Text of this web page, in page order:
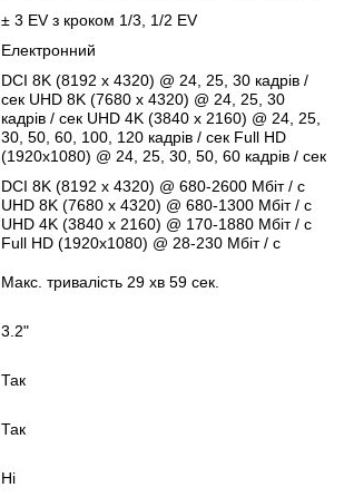
± 3 EV з кроком 1/3, 1/2 EV
Електронний
DCI 8K (8192 x 4320) @ 24, 25, 30 кадрів /
сек UHD 8K (7680 x 4320) @ 24, 25, 30
кадрів / сек UHD 4K (3840 x 2160) @ 24, 25,
30, 50, 60, 100, 120 кадрів / сек Full HD
(1920x1080) @ 24, 25, 30, 50, 60 кадрів / сек
DCI 8K (8192 x 4320) @ 680-2600 Мбіт / с
UHD 8K (7680 x 4320) @ 680-1300 Мбіт / с
UHD 4K (3840 x 2160) @ 170-1880 Мбіт / с
Full HD (1920x1080) @ 28-230 Мбіт / с
Макс. тривалість 29 хв 59 сек.
3.2"
Так
Так
Ні